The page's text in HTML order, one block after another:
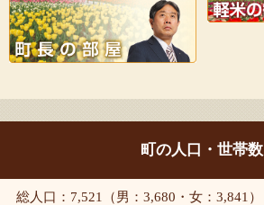
町の人口・世帯数
総人口：7,521（男：3,680・女：3,841）